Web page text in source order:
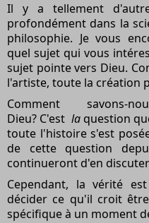
Il y a tellement
profondément dans la
philosophie. Je vous
quel sujet qui vous
sujet pointe vers Dieu.
l'artiste, toute la création
Comment
Dieu? C'est laquestion
toute l'histoire s'est
de cette question
continueront d'en
Cependant, la vérité
décider ce qu'il croit
spécifique à un moment